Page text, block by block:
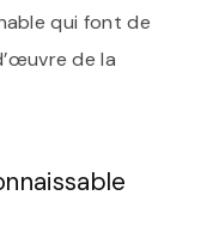
qui font de
de la